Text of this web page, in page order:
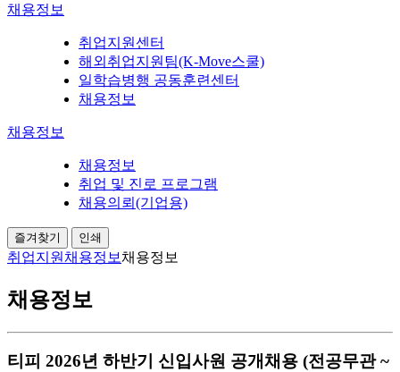
채용정보
취업지원센터
해외취업지원팀(K-Move스쿨)
일학습병행 공동훈련센터
채용정보
채용정보
채용정보
취업 및 진로 프로그램
채용의뢰(기업용)
즐겨찾기 인쇄
취업지원 채용정보 채용정보
채용정보
티피 2026년 하반기 신입사원 공개채용 (전공무관 ~